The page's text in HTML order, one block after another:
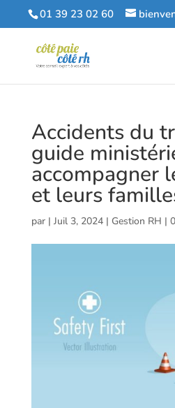
01 39 23 02 60
Accidents du
guide
accompagner
et leurs
par | Juil 3, 2024| Gestion RH |